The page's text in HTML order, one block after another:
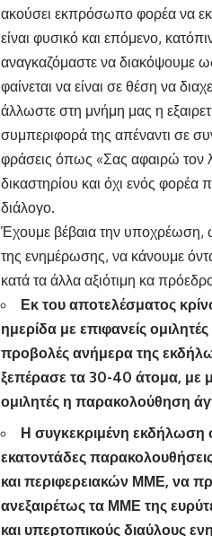
ακούσει εκπρόσωπο φορέα να
είναι φυσικό και επόμενο,
αναγκαζόμαστε να διακόψουμε
φαίνεται να είναι σε θέση να
άλλωστε στη μνήμη μας η
συμπεριφορά της απέναντι σε
φράσεις όπως «Σας αφαιρώ τον
δικαστηρίου και όχι ενός φορέα
διάλογο.
Έχουμε βέβαια την υποχρέωση,
της ενημέρωσης, να κάνουμε
κατά τα άλλα αξιότιμη κα
Εκ του αποτελέσματος
ημερίδα με επιφανείς
προβολές ανήμερα της
ξεπέρασε τα 30-40 άτομα, με
ομιλητές η παρακολούθηση
Η συγκεκριμένη εκδήλωση
εκατοντάδες
και περιφερειακών ΜΜΕ, να
ανεξαιρέτως τα ΜΜΕ της
και υπερτοπικούς διαύλους